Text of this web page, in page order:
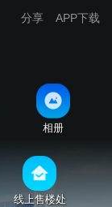
分享 APP下载
相册
线上售楼处